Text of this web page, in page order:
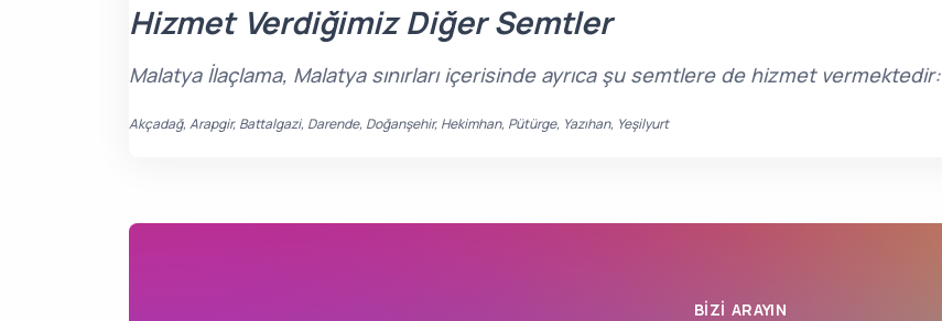
Hizmet Verdiğimiz Diğer Semtler
Malatya İlaçlama, Malatya sınırları içerisinde ayrıca şu semtlere de hizmet vermektedir:
Akçadağ, Arapgir, Battalgazi, Darende, Doğanşehir, Hekimhan, Pütürge, Yazıhan, Yeşilyurt
BIZI ARAYIN